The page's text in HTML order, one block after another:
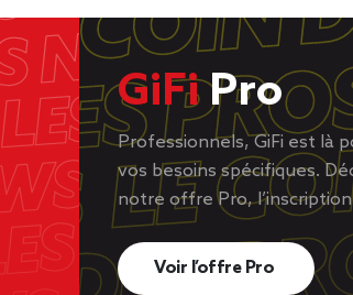
GiFiPro
Professionnels, GiFi est là
vos besoins spécifiques.
notre offre Pro,
Voir l’offre Pro